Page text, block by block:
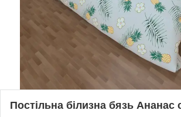
Постільна білизна бязь Ананас